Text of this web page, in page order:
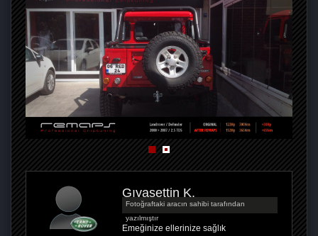
Gıyasettin K.
Fotoğraftaki aracın sahibi tarafından
yazılmıştır
Emeğinize ellerinize sağlık